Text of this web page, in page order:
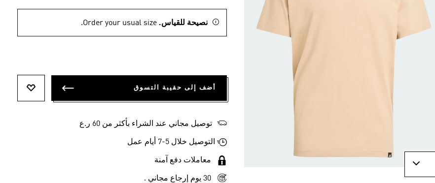
نصيحة للقياس.Order your usual size.
أضف إلى حقيبة التسوق
توصيل مجاني عند الشراء بأكثر من 60 ر.ع
التوصيل خلال 5-7 أيام عمل
معاملات دفع آمنة
30 يوم إرجاع مجاني .